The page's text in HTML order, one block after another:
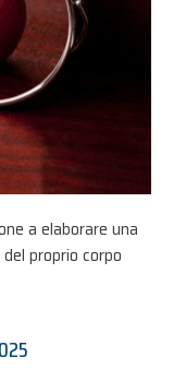
a elaborare una
proprio corpo